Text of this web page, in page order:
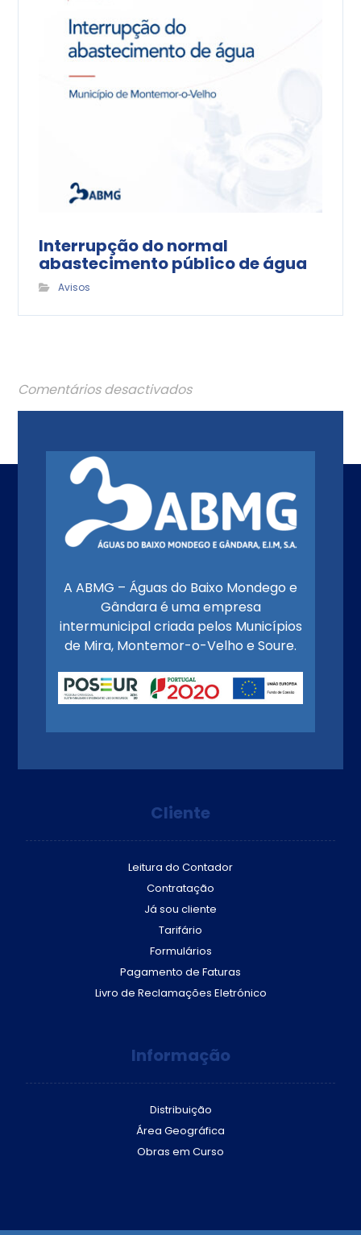
Interrupção do normal
abastecimento público de água
Avisos
Comentários desactivados
A ABMG – Águas do Baixo Mondego e
Gândara é uma empresa
intermunicipal criada pelos Municípios
de Mira, Montemor-o-Velho e Soure.
Cliente
Leitura do Contador
Contratação
Já sou cliente
Tarifário
Formulários
Pagamento de Faturas
Livro de Reclamações Eletrónico
Informação
Distribuição
Área Geográfica
Obras em Curso